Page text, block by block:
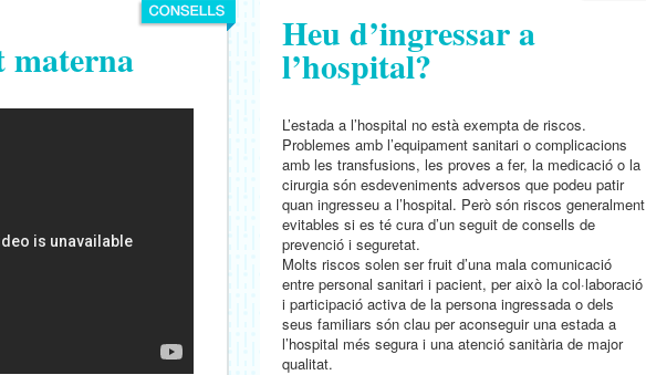
materna
Heu d’ingressar a
l’hospital?
L’estada a l’hospital no està exempta de riscos.
Problemes amb l’equipament sanitari o complicacions
amb les transfusions, les proves a fer, la medicació o la
cirurgia són esdeveniments adversos que podeu patir
quan ingresseu a l’hospital. Però són riscos generalment
evitables si es té cura d’un seguit de consells de
prevenció i seguretat.
Molts riscos solen ser fruit d’una mala comunicació
entre personal sanitari i pacient, per això la col·laboració
i participació activa de la persona ingressada o dels
seus familiars són clau per aconseguir una estada a
l’hospital més segura i una atenció sanitària de major
qualitat.